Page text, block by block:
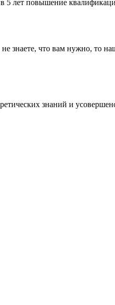
5 лет повышение
не знаете, что вам нужно, то
знаний и